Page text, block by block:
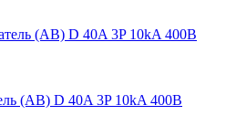
(АВ) D 40A 3P 10kA 400В